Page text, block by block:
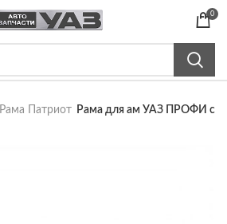
0
Рама Патриот Рама для ам УАЗ ПРОФИ с